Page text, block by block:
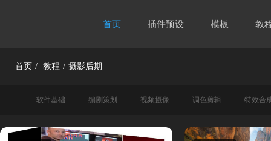
首页 插件预设 模板 教
首页 / 教程 / 摄影后期
软件基础 编剧策划 视频摄像 调色剪辑 特效合